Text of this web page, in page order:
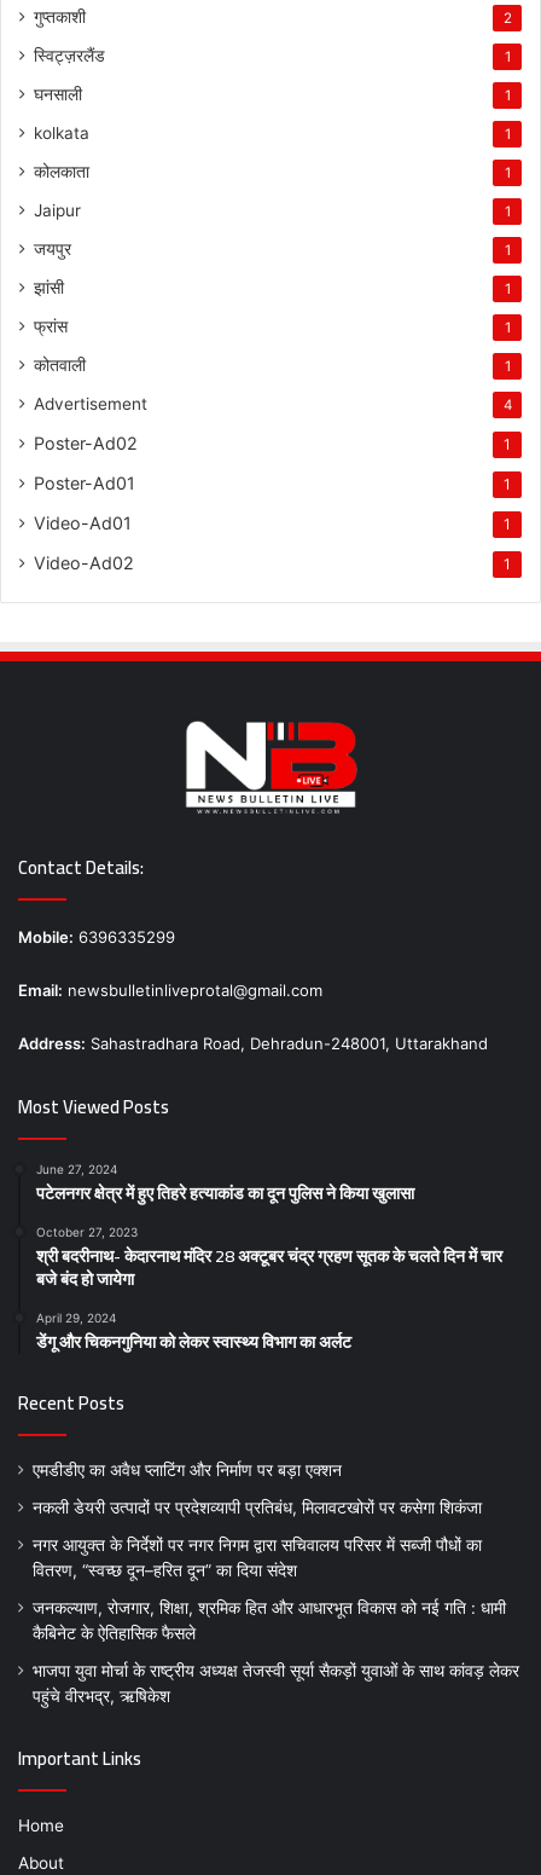
गुप्तकाशी 2
स्विट्ज़रलैंड 1
घनसाली 1
kolkata 1
कोलकाता 1
Jaipur 1
जयपुर 1
झांसी 1
फ्रांस 1
कोतवाली 1
Advertisement 4
Poster-Ad02 1
Poster-Ad01 1
Video-Ad01 1
Video-Ad02 1
Contact Details:
Mobile: 6396335299
Email: newsbulletinliveprotal@gmail.com
Address: Sahastradhara Road, Dehradun-248001, Uttarakhand
Most Viewed Posts
June 27, 2024
पटेलनगर क्षेत्र में हुए तिहरे हत्याकांड का दून पुलिस ने किया खुलासा
October 27, 2023
श्री बदरीनाथ- केदारनाथ मंदिर 28 अक्टूबर चंद्र ग्रहण सूतक के चलते दिन में चार
बजे बंद हो जायेगा
April 29, 2024
डेंगू और चिकनगुनिया को लेकर स्वास्थ्य विभाग का अर्लट
Recent Posts
एमडीडीए का अवैध प्लाटिंग और निर्माण पर बड़ा एक्शन
नकली डेयरी उत्पादों पर प्रदेशव्यापी प्रतिबंध, मिलावटखोरों पर कसेगा शिकंजा
नगर आयुक्त के निर्देशों पर नगर निगम द्वारा सचिवालय परिसर में सब्जी पौधों का
वितरण, “स्वच्छ दून–हरित दून” का दिया संदेश
जनकल्याण, रोजगार, शिक्षा, श्रमिक हित और आधारभूत विकास को नई गति : धामी
कैबिनेट के ऐतिहासिक फैसले
भाजपा युवा मोर्चा के राष्ट्रीय अध्यक्ष तेजस्वी सूर्या सैकड़ों युवाओं के साथ कांवड़ लेकर
पहुंचे वीरभद्र, ऋषिकेश
Important Links
Home
About